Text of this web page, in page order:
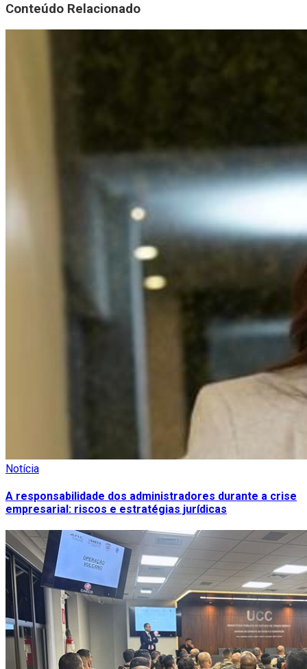
Conteúdo Relacionado
Notícia
A responsabilidade dos administradores durante a crise
empresarial: riscos e estratégias jurídicas